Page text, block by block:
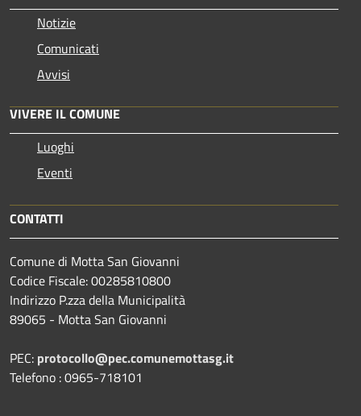
Notizie
Comunicati
Avvisi
VIVERE IL COMUNE
Luoghi
Eventi
CONTATTI
Comune di Motta San Giovanni
Codice Fiscale: 00285810800
Indirizzo P.zza della Municipalità
89065 - Motta San Giovanni
PEC: protocollo@pec.comunemottasg.it
Telefono : 0965-718101